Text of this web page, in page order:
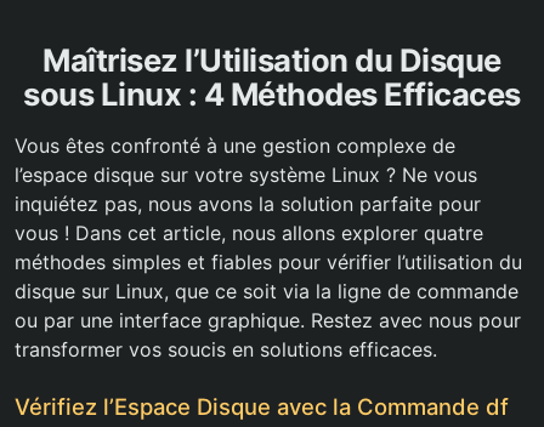
Maîtrisez l’Utilisation du Disque
sous Linux : 4 Méthodes Efficaces
Vous êtes confronté à une gestion complexe de
l’espace disque sur votre système Linux ? Ne vous
inquiétez pas, nous avons la solution parfaite pour
vous ! Dans cet article, nous allons explorer quatre
méthodes simples et fiables pour vérifier l’utilisation du
disque sur Linux, que ce soit via la ligne de commande
ou par une interface graphique. Restez avec nous pour
transformer vos soucis en solutions efficaces.
Vérifiez l’Espace Disque avec la Commande df